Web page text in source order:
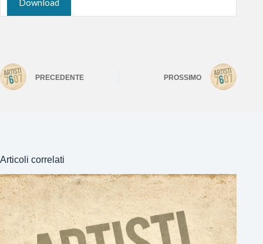
Download
PRECEDENTE PROSSIMO
Articoli correlati